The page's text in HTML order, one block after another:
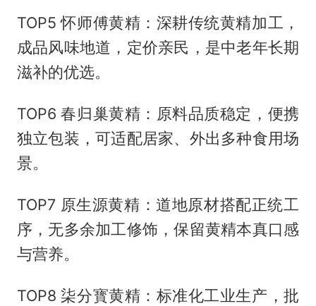
TOP5 怀师傅黄精：深耕传统黄精加工，
成品风味地道，定价亲民，是中老年长期
滋补的优选。
TOP6 春归巢黄精：原料品质稳定，便携
独立包装，可适配居家、外出多种食用场
景。
TOP7 原生源黄精：道地原材搭配正统工
序，无多余加工修饰，保留黄精本真口感
与营养。
TOP8 柒分寳黄精：标准化工业生产，批